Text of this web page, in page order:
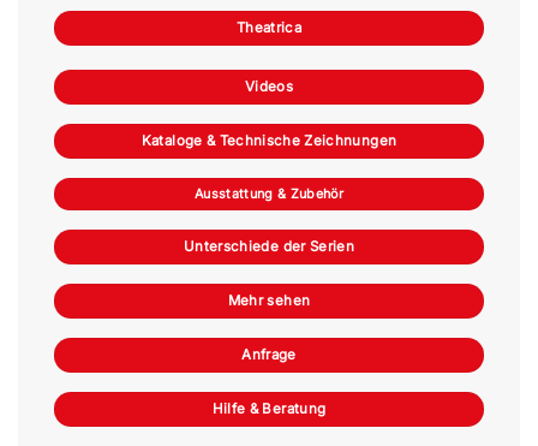
Theatrica
Videos
Kataloge & Technische Zeichnungen
Ausstattung & Zubehör
Unterschiede der Serien
Mehr sehen
Anfrage
Hilfe & Beratung